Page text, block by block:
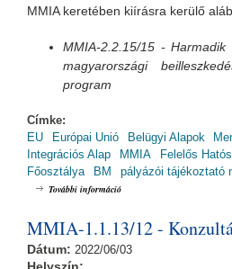
MMIA keretében kiírásra kerülő
MMIA-2.2.15/15 - Harmadik
magyarországi
program
Címke:
EU
Európai Unió Belügyi Alapok
Integrációs Alap
MMIA Felelős
Főosztálya
BM pályázói tájékoztató
További információ
MMIA-1.1.13/12 -
Dátum: 2022/06/03
Helyszín: